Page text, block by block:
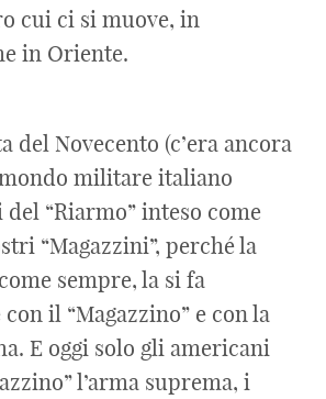
cui ci si muove, in
in Oriente.
del Novecento (c’era ancora
militare italiano
“Riarmo” inteso come
“Magazzini”, perché la
sempre, la si fa
il “Magazzino” e con la
E oggi solo gli americani
l’arma suprema, i